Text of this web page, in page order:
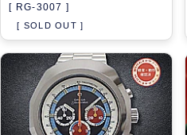
[ RG-3007 ]
[ SOLD OUT ]